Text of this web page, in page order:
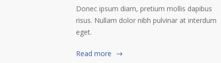
Donec ipsum diam, pretium mollis dapibus
risus. Nullam dolor nibh pulvinar at interdum
eget.
Read more